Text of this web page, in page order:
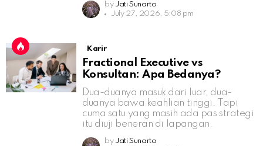
by Jati Sunarto
July 27, 2026, 5:08 pm
Karir
Fractional Executive vs
Konsultan: Apa Bedanya?
Dua-duanya masuk dari luar, dua-
duanya bawa keahlian tinggi. Tapi
cuma satu yang masih ada pas strategi
itu diuji beneran di lapangan.
by Jati Sunarto